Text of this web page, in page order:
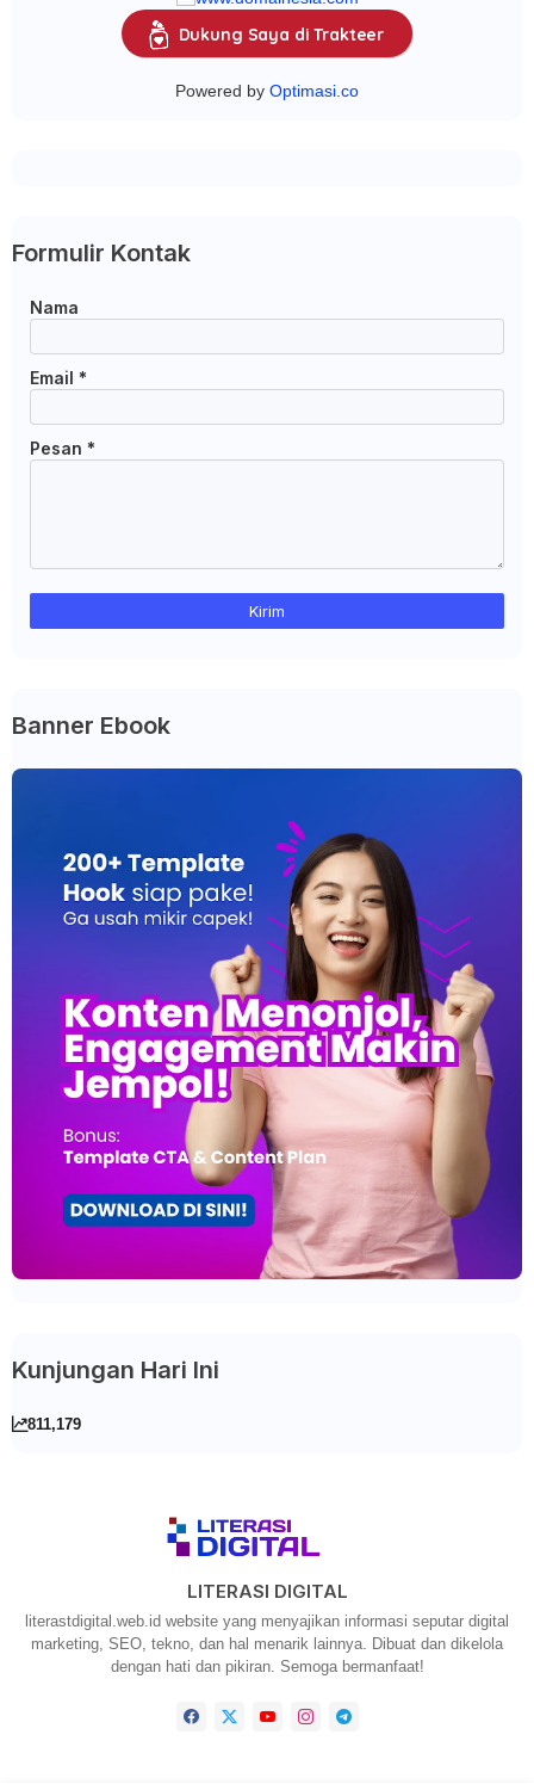
Dukung Saya di Trakteer
Powered by Optimasi.co
Formulir Kontak
Nama
Email *
Pesan *
Banner Ebook
Kunjungan Hari Ini
811,179
LITERASI DIGITAL
literastdigital.web.id website yang menyajikan informasi seputar digital
marketing, SEO, tekno, dan hal menarik lainnya. Dibuat dan dikelola
dengan hati dan pikiran. Semoga bermanfaat!